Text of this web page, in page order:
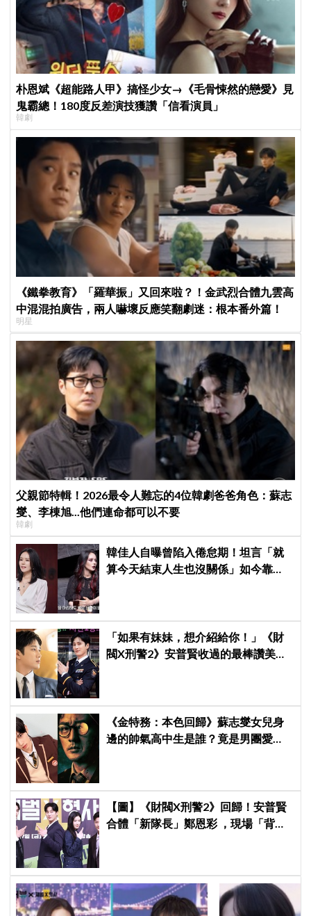
朴恩斌《超能路人甲》搞怪少女→《毛骨悚然的戀愛》見
鬼霸總！180度反差演技獲讚「信看演員」
韓劇
《鐵拳教育》「羅華振」又回來啦？！金武烈合體九雲高
中混混拍廣告，兩人嚇壞反應笑翻劇迷：根本番外篇！
明星
父親節特輯！2026最令人難忘的4位韓劇爸爸角色：蘇志
燮、李棟旭...他們連命都可以不要
韓劇
韓佳人自曝曾陷入倦怠期！坦言「就
算今天結束人生也沒關係」如今靠
「如果有妹妹，想介紹給你！」《財
閥X刑警2》安普賢收過的最棒讚美，
《金特務：本色回歸》蘇志燮女兒身
邊的帥氣高中生是誰？竟是男團愛
【圖】《財閥X刑警2》回歸！安普賢
合體「新隊長」鄭恩彩 ，現場「背靠